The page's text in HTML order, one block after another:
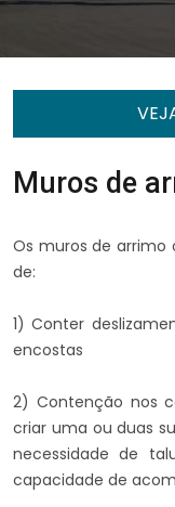
Muros de
Os muros de
de:
1) Conter
encostas
2) Contenção nos
criar uma ou duas
necessidade de
capacidade de